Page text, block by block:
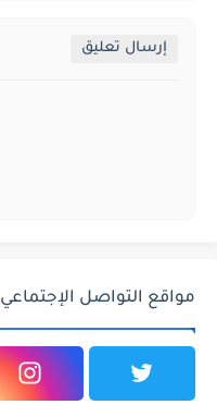
إرسال تعليق
مواقع التواصل الإجتماعي